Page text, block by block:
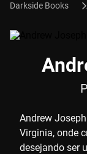
Andrew
Virginia, onde
desejando ser